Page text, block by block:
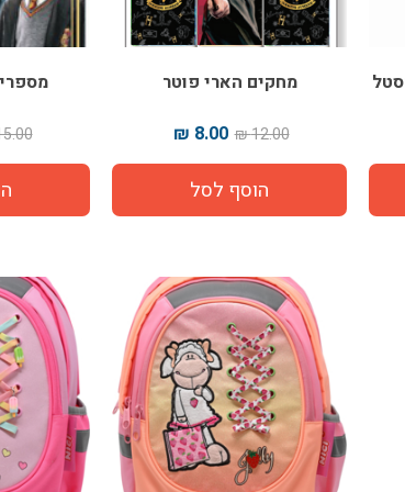
מחקים הארי פוטר
12.00 ₪
8.00 ₪
₪